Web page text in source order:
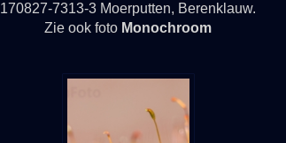
170827-7313-3 Moerputten, Berenklauw.
Zie ook foto Monochroom